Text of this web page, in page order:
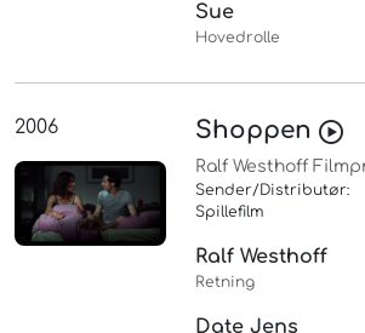
Sue
Hovedrolle
2006 Shoppen
Ralf Westhoff
Sender/Distributør:
Spillefilm
Ralf Westhoff
Retning
Date Jens